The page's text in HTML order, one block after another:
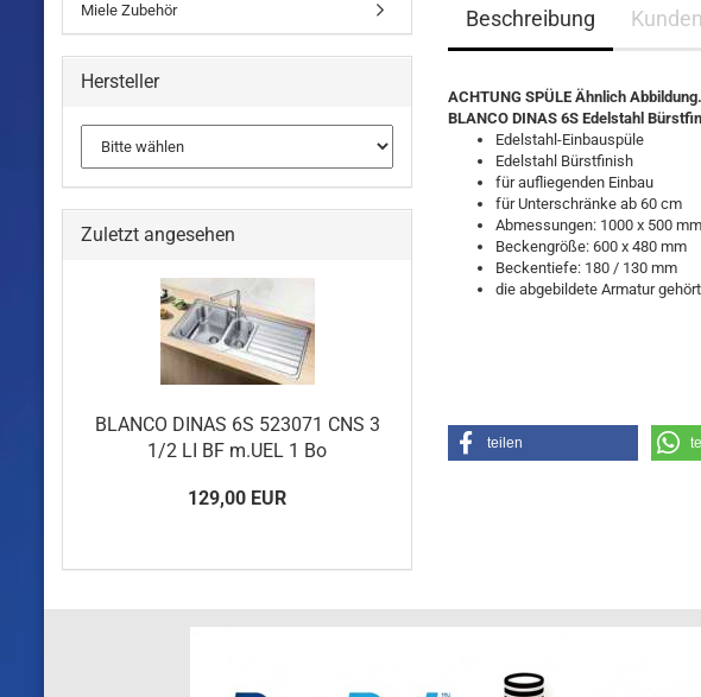
Beschreibung
ACHTUNG SPÜLE Ähnlich
BLANCO DINAS 6S Edelstahl
Edelstahl-Einbauspüle
Edelstahl Bürstfinish
für aufliegenden Einbau
für Unterschränke ab 60 cm
Abmessungen: 1000 x 500 mm
Beckengröße: 600 x 480 mm
Beckentiefe: 180 / 130 mm
die abgebildete Armatur
teilen
Miele Zubehör
Hersteller
Zuletzt angesehen
BLANCO DINAS 6S 523071 CNS 3
1/2 LI BF m.UEL 1 Bo
129,00 EUR